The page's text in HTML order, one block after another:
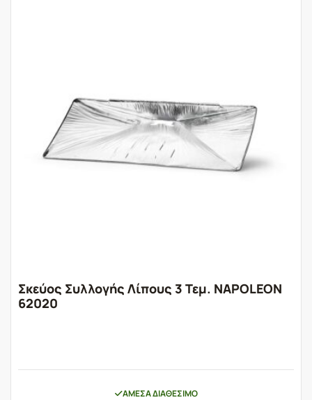
Σκεύος Συλλογής Λίπους 3 Τεμ. NAPOLEON
62020
ΆΜΕΣΑ ΔΙΑΘΈΣΙΜΟ